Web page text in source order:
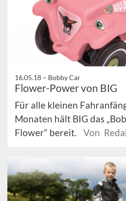
16.05.18 – Bobby Car
Flower-Power von BIG
Für alle kleinen
Monaten hält BIG das
Flower“ bereit.
Von